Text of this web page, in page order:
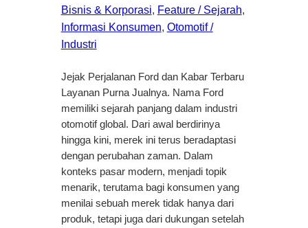
Bisnis & Korporasi, Feature / Sejarah
Informasi Konsumen, Otomotif /
Industri
Jejak Perjalanan Ford dan Kabar Terbaru
Layanan Purna Jualnya. Nama Ford
memiliki sejarah panjang dalam industri
otomotif global. Dari awal berdirinya
hingga kini, merek ini terus beradaptasi
dengan perubahan zaman. Dalam
konteks pasar modern, menjadi topik
menarik, terutama bagi konsumen yang
menilai sebuah merek tidak hanya dari
produk, tetapi juga dari dukungan setelah